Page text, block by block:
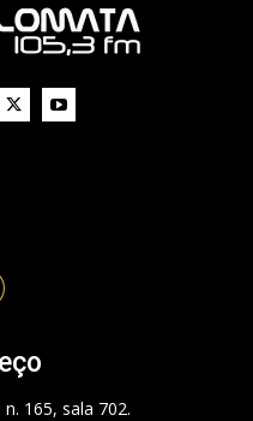
165, sala 702.